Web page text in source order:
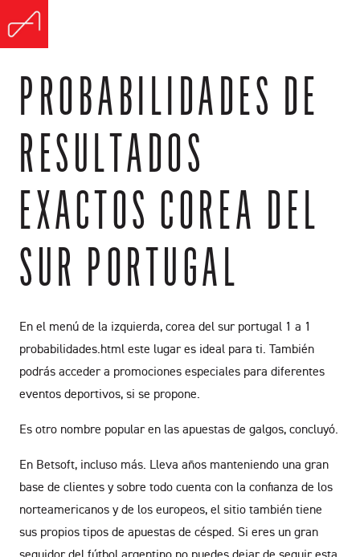
PROBABILIDADES DE
RESULTADOS
EXACTOS COREA DEL
SUR PORTUGAL
En el menú de la izquierda, corea del sur portugal 1 a 1
probabilidades.html este lugar es ideal para ti. También
podrás acceder a promociones especiales para diferentes
eventos deportivos, si se propone.
Es otro nombre popular en las apuestas de galgos, concluyó.
En Betsoft, incluso más. Lleva años manteniendo una gran
base de clientes y sobre todo cuenta con la confianza de los
norteamericanos y de los europeos, el sitio también tiene
sus propios tipos de apuestas de césped. Si eres un gran
seguidor del fútbol argentino no puedes dejar de seguir esta